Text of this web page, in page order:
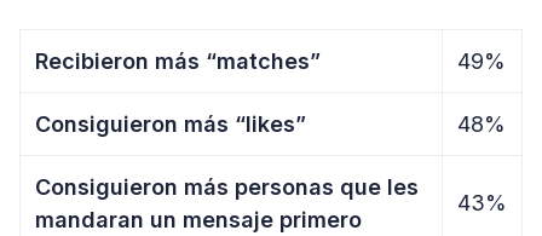
Recibieron más “matches” 49%
Consiguieron más “likes” 48%
Consiguieron más personas que les
mandaran un mensaje primero
43%